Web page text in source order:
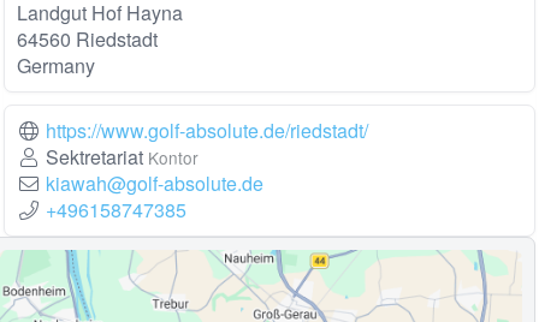
Landgut Hof Hayna
64560 Riedstadt
Germany
https://www.golf-absolute.de/riedstadt/
Sektretariat Kontor
kiawah@golf-absolute.de
+496158747385